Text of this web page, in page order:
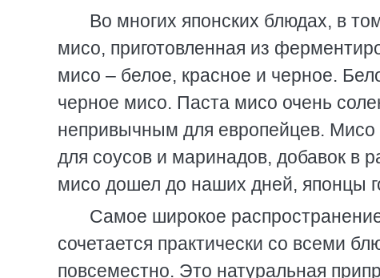
Во многих японских блюдах, в
мисо, приготовленная из
мисо – белое, красное и черное.
черное мисо. Паста мисо очень
непривычным для европейцев. Мисо
для соусов и маринадов, добавок в
мисо дошел до наших дней, японцы
Самое широкое
сочетается практически со всеми
повсеместно. Это натуральная